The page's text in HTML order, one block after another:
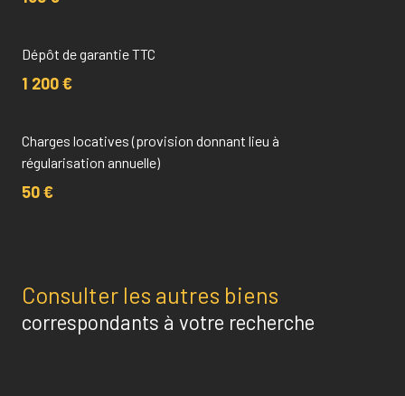
Dépôt de garantie TTC
1 200 €
Charges locatives (provision donnant lieu à
régularisation annuelle)
50 €
Consulter les autres biens
correspondants à votre recherche